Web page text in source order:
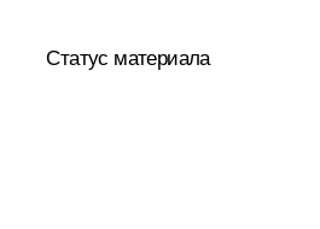
Статус материала